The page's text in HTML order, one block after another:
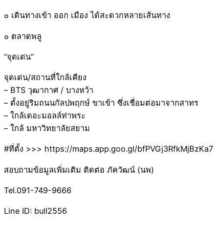
๐ เดินทางเข้า ออก เมือง ได้สะดวกหลายเส้นทาง
๐ ตลาดพลู
“จุดเด่น”
จุดเด่น/สถานที่ใกล้เคียง
– BTS วุฒากาศ / บางหว้า
– ตั้งอยู่ริมถนนกัลปพฤกษ์ ขาเข้า ซึ่งเชื่อมต่อมาจากสาทร
– ใกล้เดอะมอลล์ท่าพระ
– ใกล้ มหาวิทยาลัยสยาม
#ที่ตั้ง >>> https://maps.app.goo.gl/bfPVGj3RfkMjBzKa7
สอบถามข้อมูลเพิ่มเติม ติดต่อ ภัควัฒน์ (นพ)
Tel.091-749-9666
Line ID: bull2556